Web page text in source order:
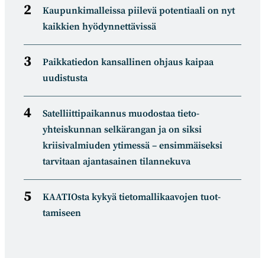
Kaupunkimalleissa piilevä potentiaali on nyt
kaikkien hyödynnettävissä
Paikkatiedon kansallinen ohjaus kaipaa
uudistusta
Satelliitti­paikannus muodostaa tieto­
yhteiskunnan selkä­rangan ja on siksi
kriisivalmiuden ytimessä – ensimmäiseksi
tarvitaan ajantasainen tilannekuva
KAATIOsta kykyä tietomal­likaa­vojen tuot­
tamiseen